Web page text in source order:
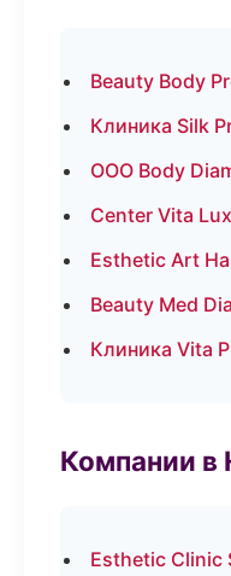
Beauty Body
Клиника Silk
ООО Body
Center Vita
Esthetic Art
Beauty Med
Клиника Vita
Компании
Esthetic Clinic